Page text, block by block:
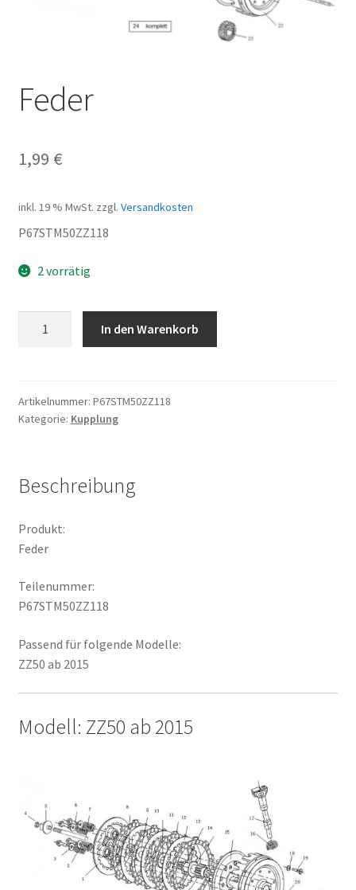
Feder
1,99 €
inkl. 19 % MwSt. zzgl. Versandkosten
P67STM50ZZ118
2 vorrätig
In den Warenkorb
Artikelnummer: P67STM50ZZ118
Kategorie: Kupplung
Beschreibung
Produkt:
Feder
Teilenummer:
P67STM50ZZ118
Passend für folgende Modelle:
ZZ50 ab 2015
Modell: ZZ50 ab 2015